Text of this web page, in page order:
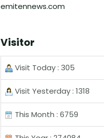
emitennews.com
Visitor
Visit Today : 305
Visit Yesterday : 1318
This Month : 6759